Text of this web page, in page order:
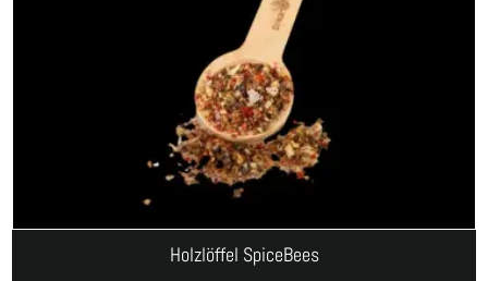
Holzlöffel SpiceBees